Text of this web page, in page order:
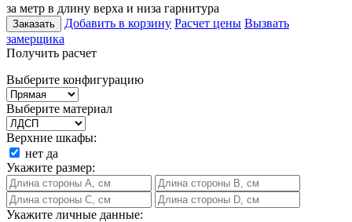
за метр в длину верха и низа гарнитура
Заказать Добавить в корзину Расчет цены Вызвать
замерщика
Получить расчет
Выберите конфигурацию
Выберите материал
Верхние шкафы:
нет да
Укажите размер:
Укажите личные данные: